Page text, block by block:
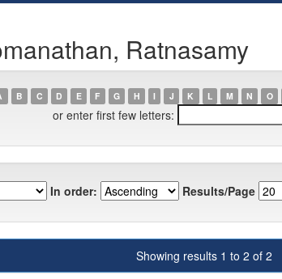
Ratnasamy
B C D E F G H I J K L M N O
or enter first few letters:
In order: Results/Page
Showing results 1 to 2 of 2